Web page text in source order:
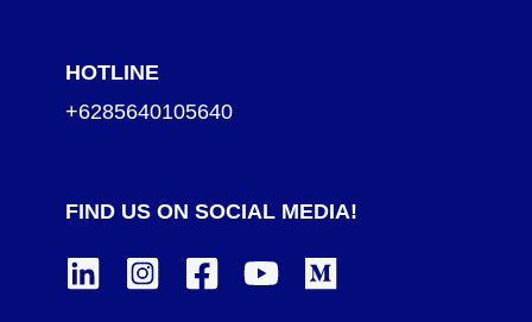
HOTLINE
+6285640105640
FIND US ON SOCIAL MEDIA!